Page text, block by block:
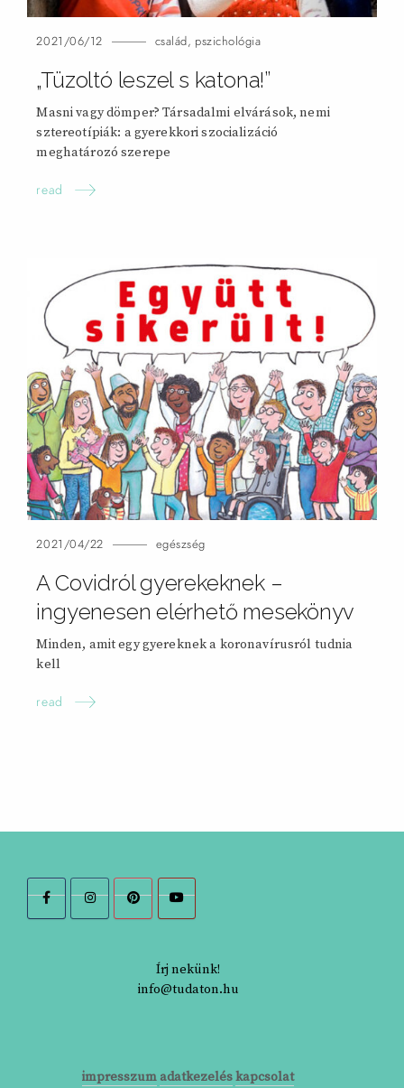
2021/06/12 család, pszichológia
„Tüzoltó leszel s katona!”
Masni vagy dömper? Társadalmi elvárások, nemi
sztereotípiák: a gyerekkori szocializáció
meghatározó szerepe
read
2021/04/22 egészség
A Covidról gyerekeknek –
ingyenesen elérhető mesekönyv
Minden, amit egy gyereknek a koronavírusról tudnia
kell
read
Írj nekünk!
info@tudaton.hu
impresszum adatkezeléskapcsolat